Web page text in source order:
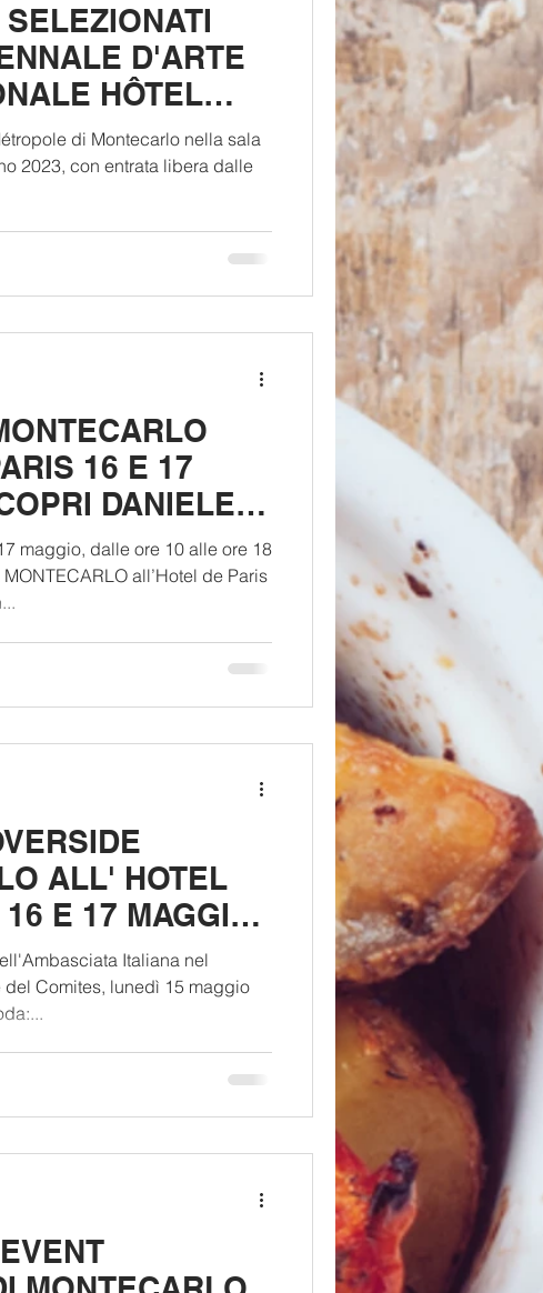
D'ARTE
HÔTEL
MÉTROPOLE MONTECARLO
di Montecarlo nella sala
libera dalle
16 E 17
DANIELE
E
SRL
maggio, dalle ore 10 alle ore 18
all’Hotel de Paris
ALL' HOTEL
E 17 MAGGIO
Italiana nel
Comites, lunedì 15 maggio